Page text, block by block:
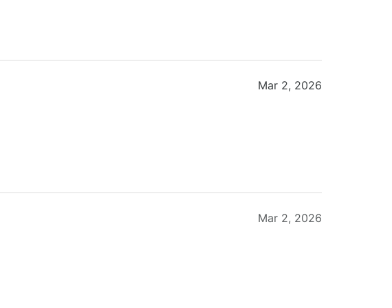
Mar 2, 2026
Mar 2, 2026